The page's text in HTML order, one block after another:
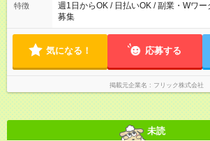
特徴
週1日からOK / 日払いOK / 副業・Wワ
募集
気になる！ 応募する
掲載元企業名 フリック株式会社
未読